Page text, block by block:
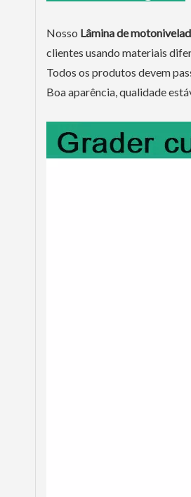
Nosso Lâmina de
clientes usando materiais
Todos os produtos devem
Boa aparência, qualidade